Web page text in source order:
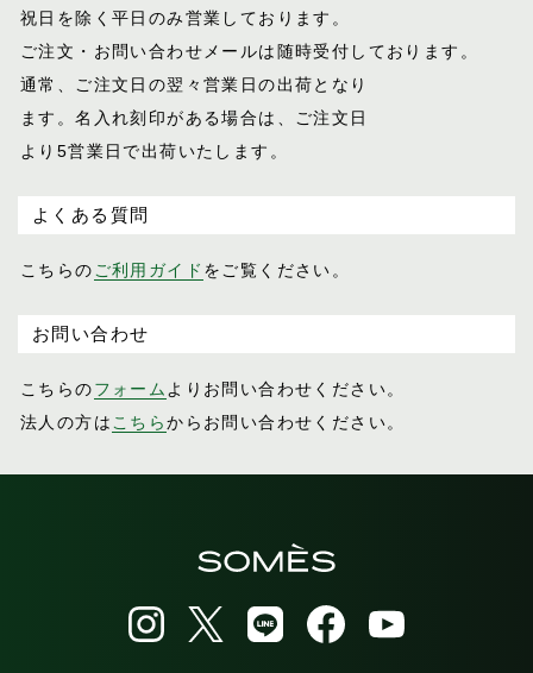
祝日を除く平日のみ営業しております。
ご注文・お問い合わせメールは随時受付し ております。
通常、ご注文日の翌々営業日の出荷となり
ます。名入れ刻印がある場合は、ご注文日
より5営業日で出荷いたします。
よくある質問
こちらの ご利用ガイド をご覧ください。
お問い合わせ
こちらのフォーム よりお問い合わせください。
法人の方は こちらからお問い合わせください。